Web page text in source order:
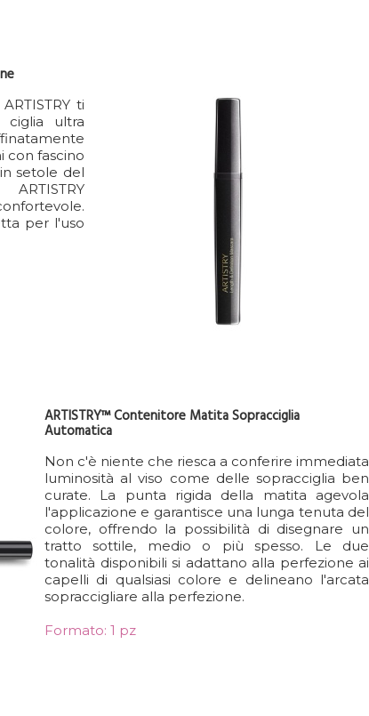
ti
ciglia ultra
con fascino
setole del
per l'uso
ARTISTRY™ Contenitore Matita Sopracciglia
Automatica
Non c'è niente che riesca a conferire immediata
luminosità al viso come delle sopracciglia ben
curate. La punta rigida della matita agevola
l'applicazione e garantisce una lunga tenuta del
colore, offrendo la possibilità di disegnare un
tratto sottile, medio o più spesso. Le due
tonalità disponibili si adattano alla perfezione ai
capelli di qualsiasi colore e delineano l'arcata
sopraccigliare alla perfezione.
Formato: 1 pz